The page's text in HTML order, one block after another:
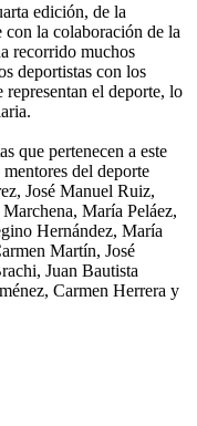
edición, de la
la colaboración de la
recorrido muchos
deportistas con los
representan el deporte, lo
que pertenecen a este
del deporte
José Manuel Ruiz,
María Peláez,
Hernández, María
Martín, José
Juan Bautista
Carmen Herrera y